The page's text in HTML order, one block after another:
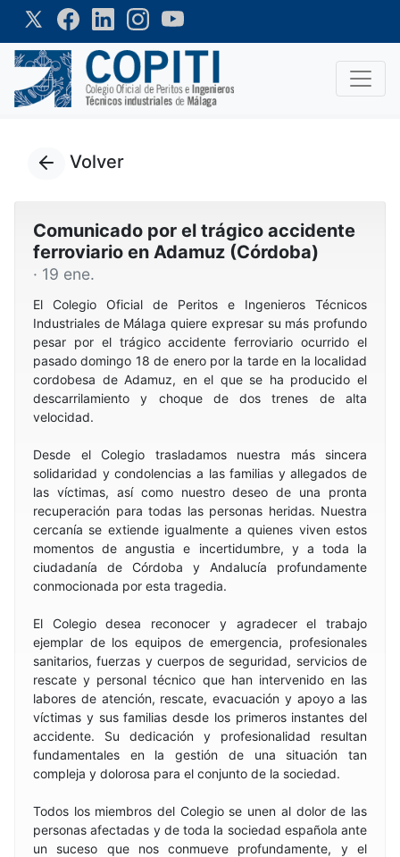
Volver
Comunicado por el trágico accidente
ferroviario en Adamuz (Córdoba)
· 19 ene.
El Colegio Oficial de Peritos e Ingenieros Técnicos
Industriales de Málaga quiere expresar su más profundo
pesar por el trágico accidente ferroviario ocurrido el
pasado domingo 18 de enero por la tarde en la localidad
cordobesa de Adamuz, en el que se ha producido el
descarrilamiento y choque de dos trenes de alta
velocidad.
Desde el Colegio trasladamos nuestra más sincera
solidaridad y condolencias a las familias y allegados de
las víctimas, así como nuestro deseo de una pronta
recuperación para todas las personas heridas. Nuestra
cercanía se extiende igualmente a quienes viven estos
momentos de angustia e incertidumbre, y a toda la
ciudadanía de Córdoba y Andalucía profundamente
conmocionada por esta tragedia.
El Colegio desea reconocer y agradecer el trabajo
ejemplar de los equipos de emergencia, profesionales
sanitarios, fuerzas y cuerpos de seguridad, servicios de
rescate y personal técnico que han intervenido en las
labores de atención, rescate, evacuación y apoyo a las
víctimas y sus familias desde los primeros instantes del
accidente. Su dedicación y profesionalidad resultan
fundamentales en la gestión de una situación tan
compleja y dolorosa para el conjunto de la sociedad.
Todos los miembros del Colegio se unen al dolor de las
personas afectadas y de toda la sociedad española ante
un suceso que nos conmueve profundamente, y el